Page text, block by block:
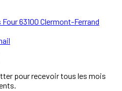
Four 63100 Clermont-Ferrand
pour recevoir tous les mois